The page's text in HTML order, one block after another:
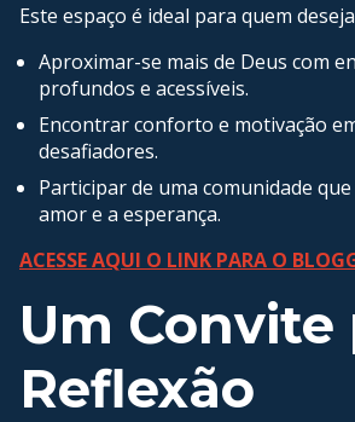
Este espaço é ideal para quem
Aproximar-se mais de Deus com
profundos e acessíveis.
Encontrar conforto e motivação
desafiadores.
Participar de uma comunidade
amor e a esperança.
ACESSE AQUI O LINK PARA O
Um Convite
Reflexão